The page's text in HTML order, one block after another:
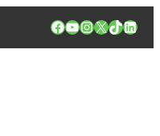
Facebook
YouTube
Instagram
X TikTok